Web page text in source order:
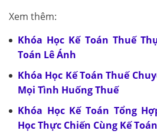
Xem thêm:
Khóa Học Kế Toán Thuế
Toán Lê Ánh
Khóa Học Kế Toán Thuế
Mọi Tình Huống Thuế
Khóa Học Kế Toán Tổng
Học Thực Chiến Cùng Kế